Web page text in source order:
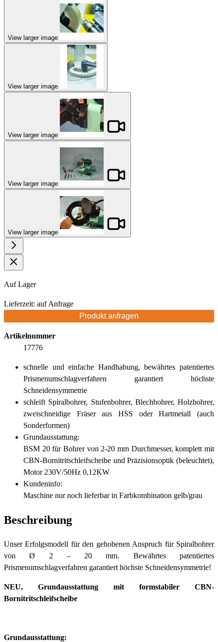
View larger image
View larger image
View larger image
View larger image
View larger image
Auf Lager
Lieferzeit: auf Anfrage
Produkt anfragen
Artikelnummer
17776
schnelle und einfache Handhabung, bewährtes patentiertes
Prismenumschlagverfahren garantiert höchste
Schneidensymmetrie
schleift Spiralbohrer, Stufenbohrer, Blechbohrer, Holzbohrer,
zweischneidige Fräser aus HSS oder Hartmetall (auch
Sonderformen)
Grundausstattung:
BSM 20 für Bohrer von 2-20 mm Durchmesser, komplett mit
CBN-Bornitritschleifscheibe und Präzisionsoptik (beleuchtet),
Motor 230V/50Hz 0,12KW
Kundeninfo:
Maschine nur noch lieferbar in Farbkombination gelb/grau
Beschreibung
Unser Erfolgsmodell für den gehobenen Anspruch für Spiralbohrer
von Ø 2 – 20 mm. Bewährtes patentiertes
Prismenumschlagverfahren garantiert höchste Schneidensymmetrie!
NEU, Grundausstattung mit formstabiler CBN-
Bornitritschleifscheibe
Grundausstattung: